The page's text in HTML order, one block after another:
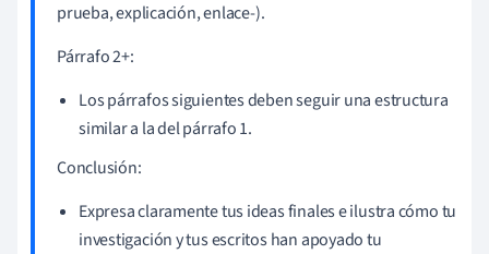
prueba, explicación, enlace-).
Párrafo 2+:
Los párrafos siguientes deben seguir una estructura
similar a la del párrafo 1.
Conclusión:
Expresa claramente tus ideas finales e ilustra cómo tu
investigación y tus escritos han apoyado tu